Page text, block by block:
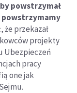
powstrzymał
powstrzymamy
że przekazał
projekty
Ubezpieczeń
pracy
one jak